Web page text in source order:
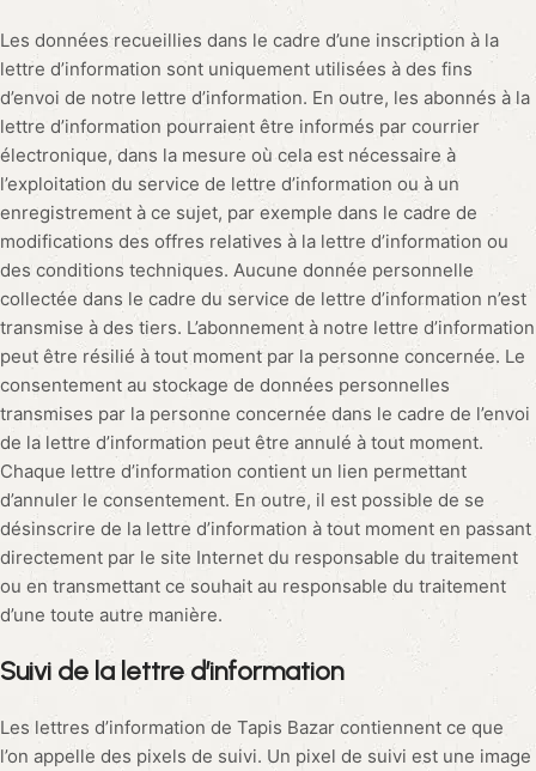
Les données recueillies dans le cadre d’une inscription à la
lettre d’information sont uniquement utilisées à des fins
d’envoi de notre lettre d’information. En outre, les abonnés à la
lettre d’information pourraient être informés par courrier
électronique, dans la mesure où cela est nécessaire à
l’exploitation du service de lettre d’information ou à un
enregistrement à ce sujet, par exemple dans le cadre de
modifications des offres relatives à la lettre d’information ou
des conditions techniques. Aucune donnée personnelle
collectée dans le cadre du service de lettre d’information n’est
transmise à des tiers. L’abonnement à notre lettre d’information
peut être résilié à tout moment par la personne concernée. Le
consentement au stockage de données personnelles
transmises par la personne concernée dans le cadre de l’envoi
de la lettre d’information peut être annulé à tout moment.
Chaque lettre d’information contient un lien permettant
d’annuler le consentement. En outre, il est possible de se
désinscrire de la lettre d’information à tout moment en passant
directement par le site Internet du responsable du traitement
ou en transmettant ce souhait au responsable du traitement
d’une toute autre manière.
Suivi de la lettre d’information
Les lettres d’information de Tapis Bazar contiennent ce que
l’on appelle des pixels de suivi. Un pixel de suivi est une image